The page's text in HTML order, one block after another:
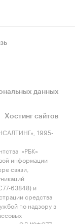
данных
Хостинг сайтов
1995-
«РБК»
информации
связи,
63848) и
средства
по надзору в